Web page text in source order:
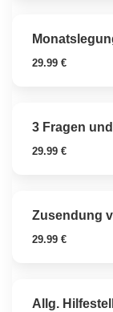
29.99 €
3 Fragen
29.99 €
Zusendung
29.99 €
Allg.